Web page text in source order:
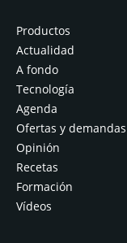
Productos
Actualidad
A fondo
Tecnología
Agenda
Ofertas y demandas
Opinión
Recetas
Formación
Vídeos